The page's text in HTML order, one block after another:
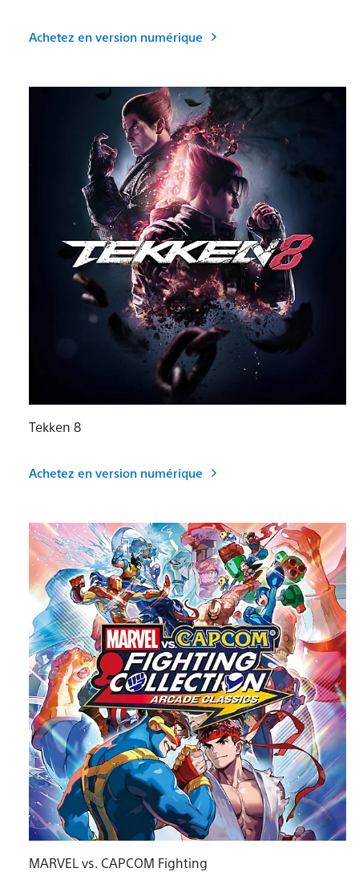
Achetez en version numérique
Tekken 8
Achetez en version numérique
MARVEL vs. CAPCOM Fighting